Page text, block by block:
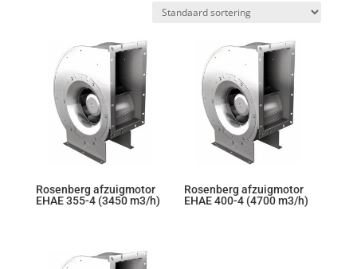
Rosenberg afzuigmotor
EHAE 355-4 (3450 m3/h)
Rosenberg afzuigmotor
EHAE 400-4 (4700 m3/h)